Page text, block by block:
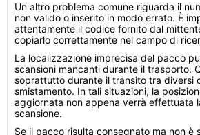
Un altro problema comune riguarda il
non valido o inserito in modo errato. È
attentamente il codice fornito dal
copiarlo correttamente nel campo di
La localizzazione imprecisa del pacco
scansioni mancanti durante il trasporto.
soprattutto durante il transito tra diversi
smistamento. In tali situazioni, la
aggiornata non appena verrà effettuata
scansione.
Se il pacco risulta consegnato ma non è